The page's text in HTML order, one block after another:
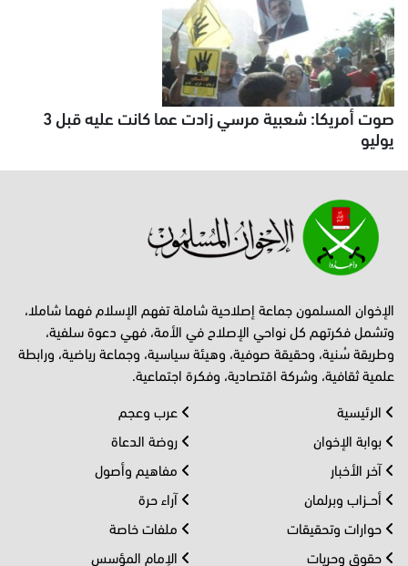
صوت أمريكا: شعبية مرسي زادت عما كانت عليه قبل 3
يوليو
الإخوان المسلمون جماعة إصلاحية شاملة تفهم الإسلام فهما شاملا،
وتشمل فكرتهم كل نواحي الإصلاح في الأمة، فهي دعوة سلفية،
وطريقة سُنية، وحقيقة صوفية، وهيئة سياسية، وجماعة رياضية، ورابطة
علمية ثقافية، وشركة اقتصادية، وفكرة اجتماعية.
الرئيسية
بوابة الإخوان
آخر الأخبار
أحــزاب وبرلمان
حوارات وتحقيقات
حقوق وحريات
عرب وعجم
روضة الدعاة
مفاهيم وأصول
آراء حرة
ملفات خاصة
الإمام المؤسس